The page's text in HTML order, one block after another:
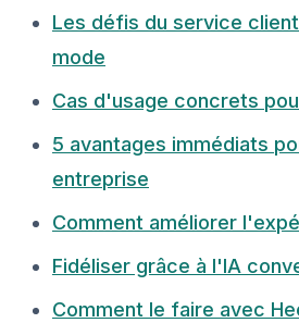
Les défis du service
mode
Cas d'usage concrets
5 avantages immédiats
entreprise
Comment améliorer
Fidéliser grâce à l'IA
Comment le faire avec